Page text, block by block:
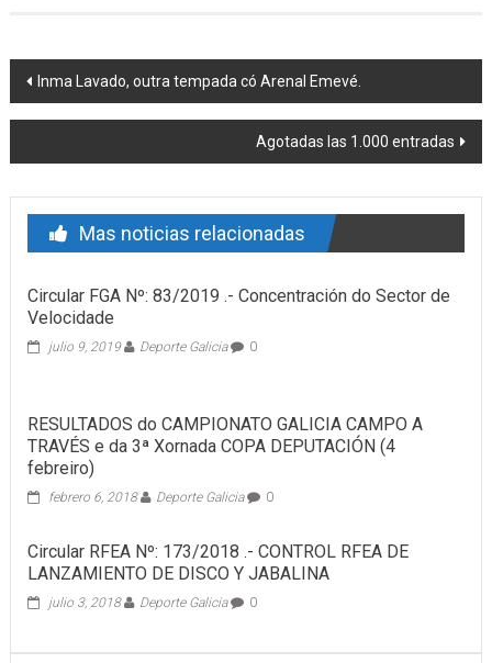
Post navigation
Inma Lavado, outra tempada có Arenal Emevé.
Agotadas las 1.000 entradas
Mas noticias relacionadas
Circular FGA Nº: 83/2019 .- Concentración do Sector de
Velocidade
julio 9, 2019 Deporte Galicia 0
RESULTADOS do CAMPIONATO GALICIA CAMPO A
TRAVÉS e da 3ª Xornada COPA DEPUTACIÓN (4
febreiro)
febrero 6, 2018 Deporte Galicia 0
Circular RFEA Nº: 173/2018 .- CONTROL RFEA DE
LANZAMIENTO DE DISCO Y JABALINA
julio 3, 2018 Deporte Galicia 0